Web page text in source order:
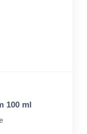
100 ml